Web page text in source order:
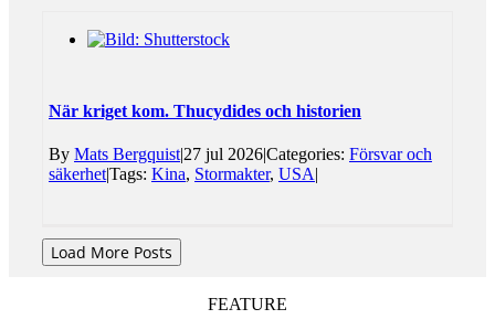
När kriget kom. Thucydides och historien
By Mats Bergquist|27 jul 2026|Categories: Försvar och
säkerhet|Tags: Kina, Stormakter, USA|
Load More Posts
FEATURE